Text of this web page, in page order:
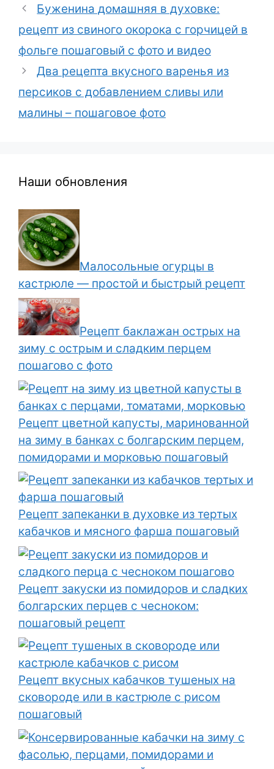
Буженина домашняя в духовке:
рецепт из свиного окорока с горчицей в
фольге пошаговый с фото и видео
Два рецепта вкусного варенья из
персиков с добавлением сливы или
малины – пошаговое фото
Наши обновления
Малосольные огурцы в
кастрюле — простой и быстрый рецепт
Рецепт баклажан острых на
зиму с острым и сладким перцем
пошагово с фото
Рецепт цветной капусты, маринованной
на зиму в банках с болгарским перцем,
помидорами и морковью пошаговый
Рецепт запеканки в духовке из тертых
кабачков и мясного фарша пошаговый
Рецепт закуски из помидоров и сладких
болгарских перцев с чесноком:
пошаговый рецепт
Рецепт вкусных кабачков тушеных на
сковороде или в кастрюле с рисом
пошаговый